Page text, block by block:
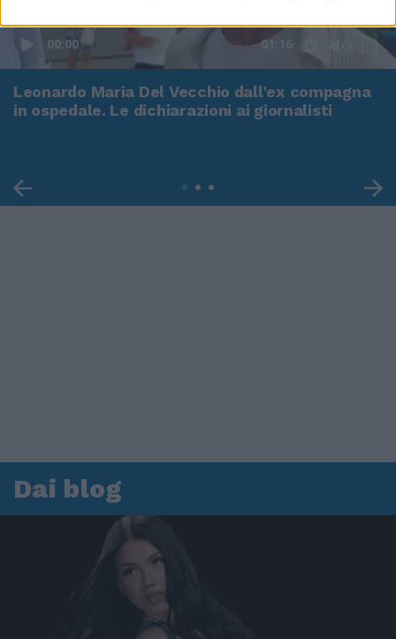
00:00 01:16
Leonardo Maria Del Vecchio dall'ex compagna
in ospedale. Le dichiarazioni ai giornalisti
Dai blog